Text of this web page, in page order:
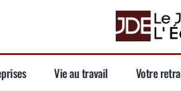
Vie au travail Votre